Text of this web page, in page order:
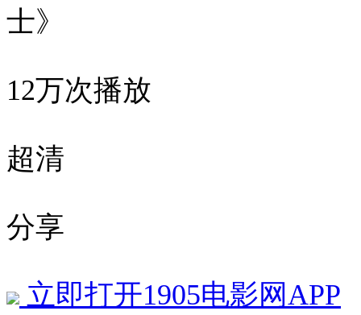
士》
12万次播放
超清
分享
立即打开1905电影网APP